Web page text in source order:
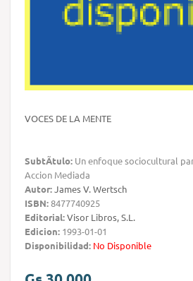
VOCES DE LA MENTE
SubtÃ­tulo: Un enfoque sociocultural
Accion Mediada
Autor:James V. Wertsch
ISBN:8477740925
Editorial:Visor Libros, S.L.
Edicion: 1993-01-01
Disponibilidad: No Disponible